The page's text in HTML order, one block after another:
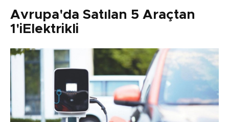
Avrupa'da Satılan 5 Araçtan
1'iElektrikli